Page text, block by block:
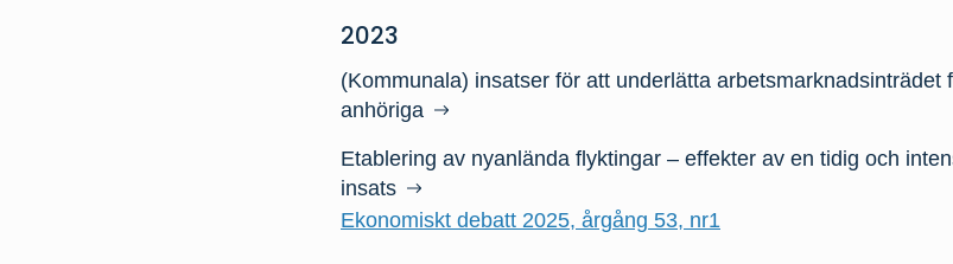
2023
(Kommunala) insatser för att underlätta arbetsmarknadsinträdet
anhöriga
Etablering av nyanlända flyktingar – effekter av en tidig och
insats
Ekonomiskt debatt 2025, årgång 53, nr1